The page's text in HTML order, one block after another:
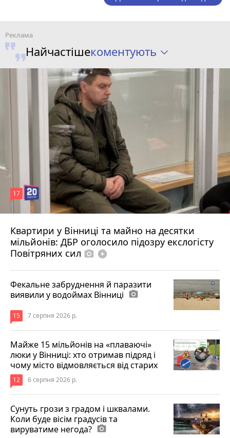
Найчастішекоментують
Квартири у Вінниці та майно на десятки
мільйонів: ДБР оголосило підозру екслогісту
Повітряних сил photo_camera play_circle_filled
17
6 серпня 2026 р.
Фекальне забруднення й паразити
виявили у водоймах Вінниці photo_camera
15 7 серпня 2026 р.
Майже 15 мільйонів на «плаваючі»
люки у Вінниці: хто отримав підряд і
чому місто відмовляється від старих
12 6 серпня 2026 р.
Сунуть грози з градом і шквалами.
Коли буде вісім градусів та
вируватиме негода? photo_camera